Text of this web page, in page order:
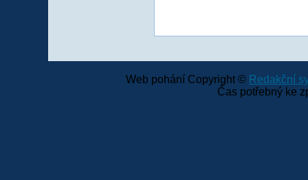
Web pohání Copyright © Redakční
Čas potřebný ke